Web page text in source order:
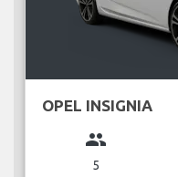
OPEL INSIGNIA
group
5